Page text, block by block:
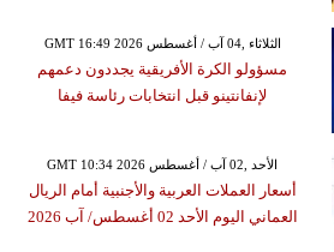
GMT 16:49 2026 الثلاثاء ,04 آب / أغسطس
مسؤولو الكرة الأفريقية يجددون دعمهم
لإنفانتينو قبل انتخابات رئاسة فيفا
GMT 10:34 2026 الأحد ,02 آب / أغسطس
أسعار العملات العربية والأجنبية أمام الريال
العماني اليوم الأحد 02 أغسطس/ آب 2026